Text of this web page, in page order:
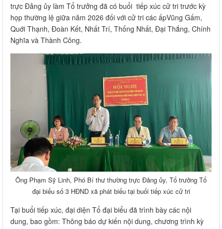
trực Đảng ủy làm Tổ trưởng đã có buổi tiếp xúc cử tri trước kỳ
họp thường lệ giữa năm 2026 đối với cử tri các ấpVũng Gấm,
Quới Thạnh, Đoàn Kết, Nhất Trí, Thống Nhất, Đại Thắng, Chính
Nghĩa và Thành Công.
Ông Phạm Sỹ Linh, Phó Bí thư thường trực Đảng ủy, Tổ trưởng Tổ
đại biểu số 3 HĐND xã phát biểu tại buổi tiếp xúc cử tri
Tại buổi tiếp xúc, đại diện Tổ đại biểu đã trình bày các nội
dung, bao gồm: Thông báo dự kiến nội dung, chương trình kỳ